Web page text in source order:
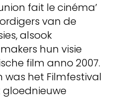
fait le cinéma’
van de
alsook
hun visie
film anno 2007.
was het Filmfestival
gloednieuwe